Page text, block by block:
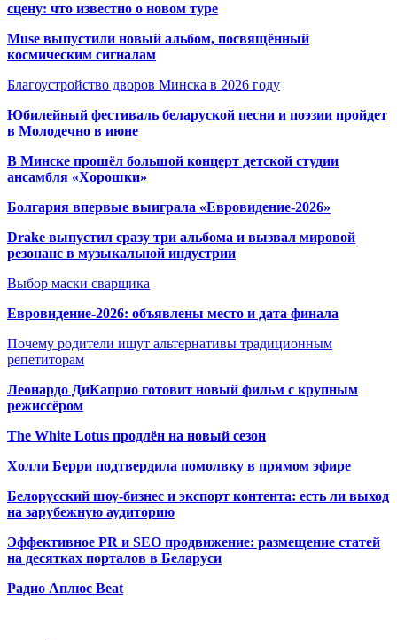
сцену: что известно о новом туре
Muse выпустили новый альбом, посвящённый
космическим сигналам
Благоустройство дворов Минска в 2026 году
Юбилейный фестиваль беларуской песни и поэзии пройдет
в Молодечно в июне
В Минске прошёл большой концерт детской студии
ансамбля «Хорошки»
Болгария впервые выиграла «Евровидение-2026»
Drake выпустил сразу три альбома и вызвал мировой
резонанс в музыкальной индустрии
Выбор маски сварщика
Евровидение-2026: объявлены место и дата финала
Почему родители ищут альтернативы традиционным
репетиторам
Леонардо ДиКаприо готовит новый фильм с крупным
режиссёром
The White Lotus продлён на новый сезон
Холли Берри подтвердила помолвку в прямом эфире
Белорусский шоу-бизнес и экспорт контента: есть ли выход
на зарубежную аудиторию
Эффективное PR и SEO продвижение: размещение статей
на десятках порталов в Беларуси
Радио Аплюс Beat